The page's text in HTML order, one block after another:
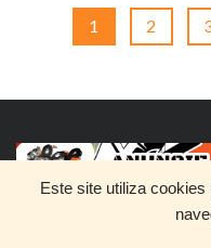
Este site utiliza
1 2